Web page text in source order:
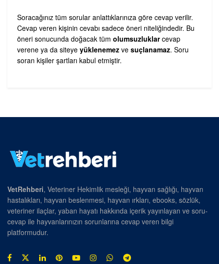
Soracağınız tüm sorular anlattıklarınıza göre cevap verilir.
Cevap veren kişinin cevabı sadece öneri niteliğindedir. Bu
öneri sonucunda doğacak tüm olumsuzluklarcevap
verene ya da siteye yüklenemez ve suçlanamaz. Soru
soran kişiler şartları kabul etmiştir.
VetRehberi, Veteriner Hekimlik mesleği, hayvan sağlığı, hayvan
hastalıkları, hayvan beslenmesi, hayvan ırkları, ebooks, sözlük,
veteriner ilaçlar, yaban hayatı hakkında içerik yayınlayan ve soru-
cevap ile hayvanlarınızın sorunlarına cevap veren bilgi
platformudur.